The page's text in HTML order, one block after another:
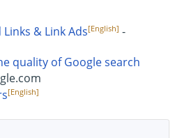
& Link Ads
-
quality of Google search